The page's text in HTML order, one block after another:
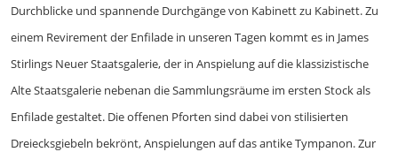
Durchblicke und spannende Durchgänge von Kabinett zu Kabinett. Zu
einem Revirement der Enfilade in unseren Tagen kommt es in James
Stirlings Neuer Staatsgalerie, der in Anspielung auf die klassizistische
Alte Staatsgalerie nebenan die Sammlungsräume im ersten Stock als
Enfilade gestaltet. Die offenen Pforten sind dabei von stilisierten
Dreiecksgiebeln bekrönt, Anspielungen auf das antike Tympanon. Zur